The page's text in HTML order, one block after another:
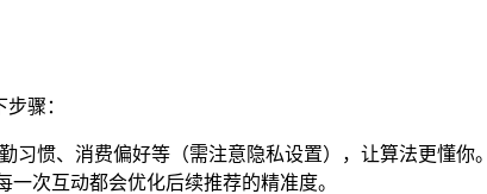
骤：
习惯、消费偏好等（需注意隐私设置），让算法更懂你。
一次互动都会优化后续推荐的精准度。